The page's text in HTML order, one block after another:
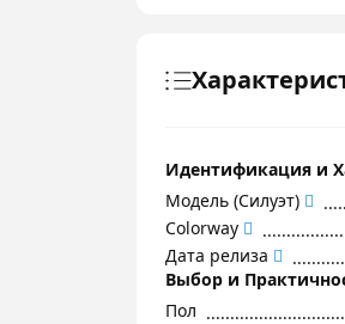
Идентификация и
Модель (Силуэт)
Colorway
Дата релиза
Выбор и
Пол